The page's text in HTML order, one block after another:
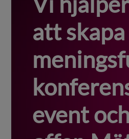
att skapa
event